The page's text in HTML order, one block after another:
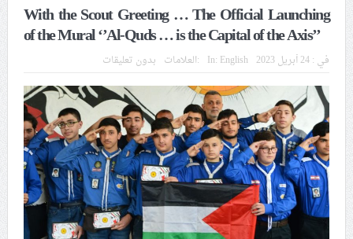
السيّد علي الحسيني الخامنئي تنشر تفاصيل التشييع في
إيران والعراق
داخليّة تخدم الاحتلال
ملفّ إنسانيّ مؤلم.. الأسيرات الفلسطينيّات بين القمع
والإهمال الطبي
55 مأتمًا وحسينيّة يعترضون على الإجراءات القمعيّة للنظام
في موسم عاشوراء
With the Scout Greeting … The Official Launching
of the Mural ‘’Al-Quds … is the Capital of the Axis’’
في :24 أبريل 2023 In:English بدون تعليقات